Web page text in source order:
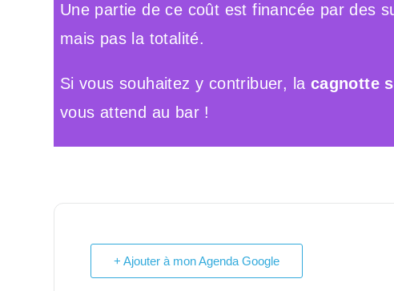
Une partie de ce coût est financée par des
mais pas la totalité.
Si vous souhaitez y contribuer, la cagnotte
vous attend au bar !
+ Ajouter à mon Agenda Google